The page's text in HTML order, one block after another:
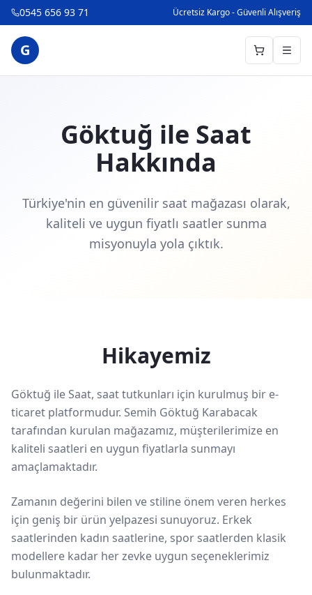
0545 656 93 71 Ücretsiz Kargo - Güvenli Alışveriş
G
Göktuğ ile Saat
Hakkında
Türkiye'nin en güvenilir saat mağazası olarak,
kaliteli ve uygun fiyatlı saatler sunma
misyonuyla yola çıktık.
Hikayemiz
Göktuğ ile Saat, saat tutkunları için kurulmuş bir e-
ticaret platformudur. Semih Göktuğ Karabacak
tarafından kurulan mağazamız, müşterilerimize en
kaliteli saatleri en uygun fiyatlarla sunmayı
amaçlamaktadır.
Zamanın değerini bilen ve stiline önem veren herkes
için geniş bir ürün yelpazesi sunuyoruz. Erkek
saatlerinden kadın saatlerine, spor saatlerden klasik
modellere kadar her zevke uygun seçeneklerimiz
bulunmaktadır.